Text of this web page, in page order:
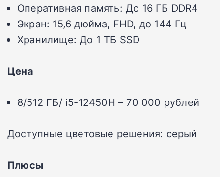
Оперативная память: До 16 ГБ DDR4
Экран: 15,6 дюйма, FHD, до 144 Гц
Хранилище: До 1 ТБ SSD
Цена
8/512 ГБ/ i5-12450H – 70 000 рублей
Доступные цветовые решения: серый
Плюсы